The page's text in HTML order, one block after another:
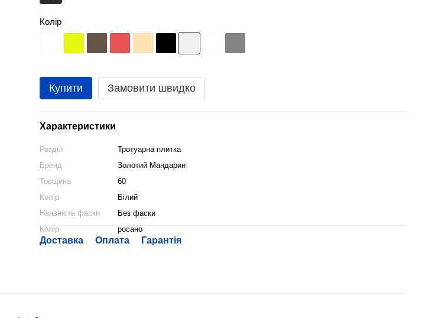
Колір
Купити Замовити швидко
Характеристики
Розділ
Тротуарна плитка
Бренд
Золотий Мандарин
Товщина
60
Колір
Білий
Наявність фаски
Без фаски
Колір
росано
Доставка Оплата Гарантія